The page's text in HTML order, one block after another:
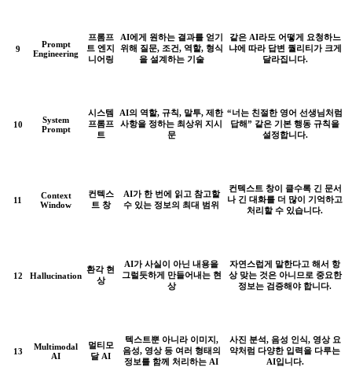
9
Prompt
Engineering
프롬프
트 엔지
니어링
AI에게 원하는 결과를 얻기
위해 질문, 조건, 역할, 형식
을 설계하는 기술
같은 AI라도 어떻게 요청하느
냐에 따라 답변 퀄리티가 크게
달라집니다.
10
System
Prompt
시스템
프롬프
트
AI의 역할, 규칙, 말투, 제한
사항을 정하는 최상위 지시
문
“너는 친절한 영어 선생님처럼
답해” 같은 기본 행동 규칙을
설정합니다.
11
Context
Window
컨텍스
트 창
AI가 한 번에 읽고 참고할
수 있는 정보의 최대 범위
컨텍스트 창이 클수록 긴 문서
나 긴 대화를 더 많이 기억하고
처리할 수 있습니다.
12 Hallucination
환각 현
상
AI가 사실이 아닌 내용을
그럴듯하게 만들어내는 현
상
자연스럽게 말한다고 해서 항
상 맞는 것은 아니므로 중요한
정보는 검증해야 합니다.
13
Multimodal
AI
멀티모
달 AI
텍스트뿐 아니라 이미지,
음성, 영상 등 여러 형태의
정보를 함께 처리하는 AI
사진 분석, 음성 인식, 영상 요
약처럼 다양한 입력을 다루는
AI입니다.